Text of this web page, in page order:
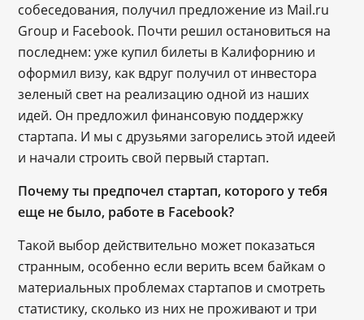
собеседования, получил предложение из Mail.ru
Group и Facebook. Почти решил остановиться на
последнем: уже купил билеты в Калифорнию и
оформил визу, как вдруг получил от инвестора
зеленый свет на реализацию одной из наших
идей. Он предложил финансовую поддержку
стартапа. И мы с друзьями загорелись этой идеей
и начали строить свой первый стартап.
Почему ты предпочел стартап, которого у тебя
еще не было, работе в Facebook?
Такой выбор действительно может показаться
странным, особенно если верить всем байкам о
материальных проблемах стартапов и смотреть
статистику, сколько из них не проживают и три